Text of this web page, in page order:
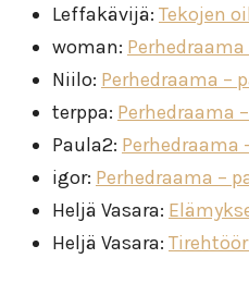
Leffakävijä: Tekojen
woman:
Niilo: Perhedraama –
terppa: Perhedraama
Paula2: Perhedraama
igor: Perhedraama –
Heljä Vasara:
Heljä Vasara: